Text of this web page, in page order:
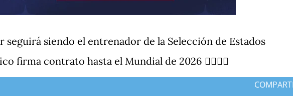
seguirá siendo el entrenador de la Selección de Estados
firma contrato hasta el Mundial de 2026 ✍🏻🇺🇸